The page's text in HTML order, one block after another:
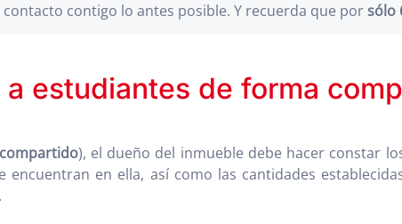
contigo lo antes posible. Y recuerda que porsólo
estudiantes de forma
), el dueño del inmueble debe hacer constar
encuentran en ella, así como las cantidades